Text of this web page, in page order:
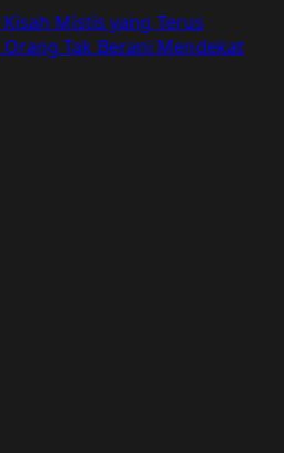
Mistis yang Terus
Tak Berani Mendekat